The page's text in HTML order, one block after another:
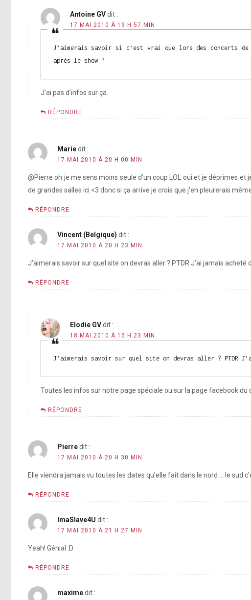
Antoine GV dit :
17 MAI 2010 À 19 H 57 MIN
J’aimerais savoir si c’est vrai que lors des concerts de
après le show ?
J’ai pas d’infos sur ça.
RÉPONDRE
Mariedit :
17 MAI 2010 À 20 H 00 MIN
@Pierre oh je me sens moins seule d’un coup LOL oui et je déprimes
de grandes salles ici <3 donc si ça arrive je crois que j'en pleurerais
RÉPONDRE
Vincent (Belgique) dit :
17 MAI 2010 À 20 H 23 MIN
J’aimerais savoir sur quel site on devras aller ? PTDR J’ai jamais acheté
RÉPONDRE
Elodie GV dit :
18 MAI 2010 À 15 H 23 MIN
J’aimerais savoir sur quel site on devras aller ? PTDR
Toutes les infos sur notre page spéciale ou sur la page facebook du
RÉPONDRE
Pierredit :
17 MAI 2010 À 20 H 30 MIN
Elle viendra jamais vu toutes les dates qu’elle fait dans le nord … le sud
RÉPONDRE
ImaSlave4U dit :
17 MAI 2010 À 21 H 27 MIN
Yeah! Génial :D
RÉPONDRE
maximedit :